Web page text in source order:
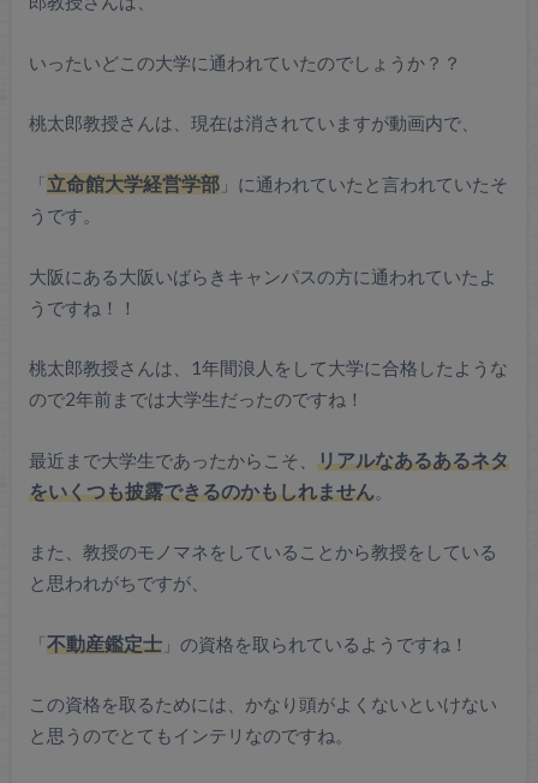
いったいどこの大学に通われていたのでしょうか？？
桃太郎教授さんは、現在は消されていますが動画内で、
「立命館大学経営学部」に通われていたと言われていたそ
うです。
大阪にある大阪いばらきキャンパスの方に通われていたよ
うですね！！
桃太郎教授さんは、1年間浪人をして大学に合格したような
ので2年前までは大学生だったのですね！
最近まで大学生であったからこそ、 リアルなあるあるネタ
をいくつも披露できるのかもしれません。
また、教授のモノマネをしていることから教授をしている
と思われがちですが、
「不動産鑑定士」の資格を取られているようですね！
この資格を取るためには、かなり頭がよくないといけない
と思うのでとてもインテリなのですね。